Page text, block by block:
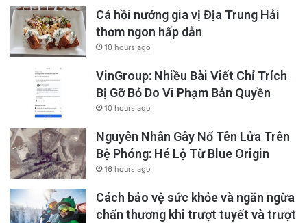
Cá hồi nướng gia vị Địa Trung Hải
thơm ngon hấp dẫn
10 hours ago
VinGroup: Nhiều Bài Viết Chỉ Trích
Bị Gỡ Bỏ Do Vi Phạm Bản Quyền
10 hours ago
Nguyên Nhân Gây Nổ Tên Lửa Trên
Bệ Phóng: Hé Lộ Từ Blue Origin
16 hours ago
Cách bảo vệ sức khỏe và ngăn ngừa
chấn thương khi trượt tuyết và trượt